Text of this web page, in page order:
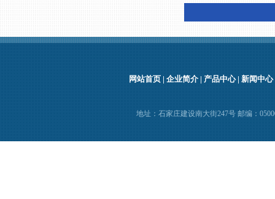
网站首页| 企业简介| 产品中心| 新闻中心
地址：石家庄建设南大街247号 邮编：